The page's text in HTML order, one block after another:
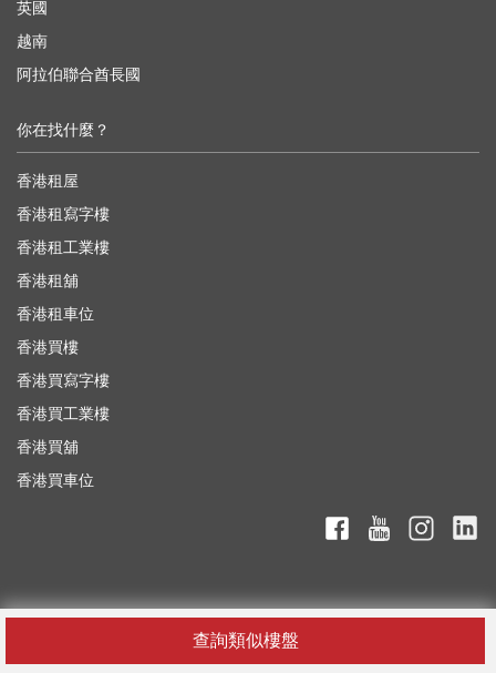
查詢類似樓盤
英國
越南
阿拉伯聯合酋長國
你在找什麼？
香港租屋
香港租寫字樓
香港租工業樓
香港租舖
香港租車位
香港買樓
香港買寫字樓
香港買工業樓
香港買舖
香港買車位